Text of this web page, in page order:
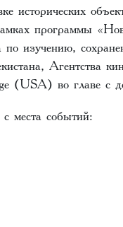
исторических
программы
изучению,
Агентства
(USA) во главе с
места событий: